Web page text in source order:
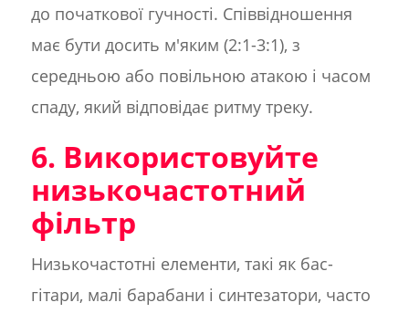
до початкової гучності. Співвідношення
має бути досить м'яким (2:1-3:1), з
середньою або повільною атакою і часом
спаду, який відповідає ритму треку.
6. Використовуйте
низькочастотний
фільтр
Низькочастотні елементи, такі як бас-
гітари, малі барабани і синтезатори, часто